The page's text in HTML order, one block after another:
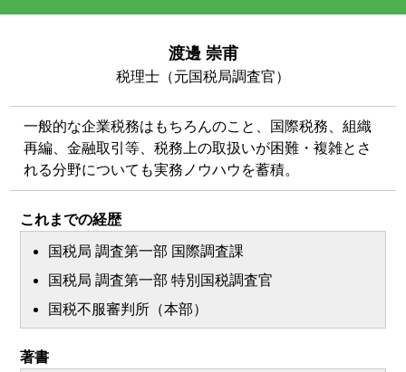
渡邊 崇甫
税理士（元国税局調査官）
一般的な企業税務はもちろんのこと、国際税務、組織
再編、金融取引等、税務上の取扱いが困難・複雑とさ
れる分野についても実務ノウハウを蓄積。
これまでの経歴
国税局 調査第一部 国際調査課
国税局 調査第一部 特別国税調査官
国税不服審判所（本部）
著書